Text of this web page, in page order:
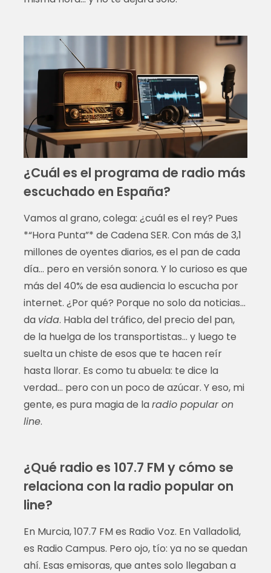
¿Cuál es el programa de radio más
escuchado en España?
Vamos al grano, colega: ¿cuál es el rey? Pues
*“Hora Punta”* de Cadena SER. Con más de 3,1
millones de oyentes diarios, es el pan de cada
día… pero en versión sonora. Y lo curioso es que
más del 40% de esa audiencia lo escucha por
internet. ¿Por qué? Porque no solo da noticias…
da vida. Habla del tráfico, del precio del pan,
de la huelga de los transportistas… y luego te
suelta un chiste de esos que te hacen reír
hasta llorar. Es como tu abuela: te dice la
verdad… pero con un poco de azúcar. Y eso, mi
gente, es pura magia de laradio popular on
line.
¿Qué radio es 107.7 FM y cómo se
relaciona con la radio popular on
line?
En Murcia, 107.7 FM es Radio Voz. En Valladolid,
es Radio Campus. Pero ojo, tío: ya no se quedan
ahí. Esas emisoras, que antes solo llegaban a